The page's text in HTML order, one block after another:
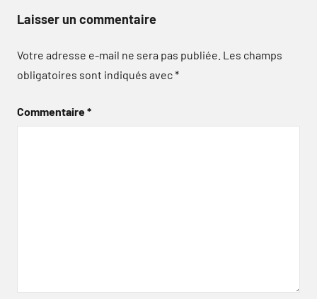
Laisser un commentaire
Votre adresse e-mail ne sera pas publiée. Les champs
obligatoires sont indiqués avec*
Commentaire*